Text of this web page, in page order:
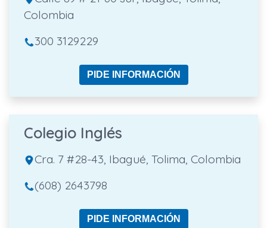
Colombia
300 3129229
PIDE INFORMACIÓN
Colegio Inglés
Cra. 7 #28-43, Ibagué, Tolima, Colombia
(608) 2643798
PIDE INFORMACIÓN